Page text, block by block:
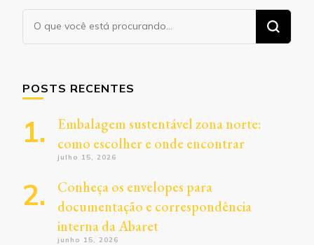
Procurando
algo?
POSTS RECENTES
Embalagem sustentável zona norte:
como escolher e onde encontrar
julho 15, 2026
Conheça os envelopes para
documentação e correspondência
interna da Abaret
junho 15, 2026